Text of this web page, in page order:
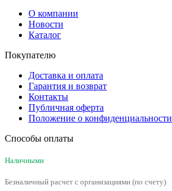
О компании
Новости
Каталог
Покупателю
Доставка и оплата
Гарантия и возврат
Контакты
Публичная оферта
Положение о конфиденциальности
Способы оплаты
Наличными
Безналичный расчет с организациями (по счету)